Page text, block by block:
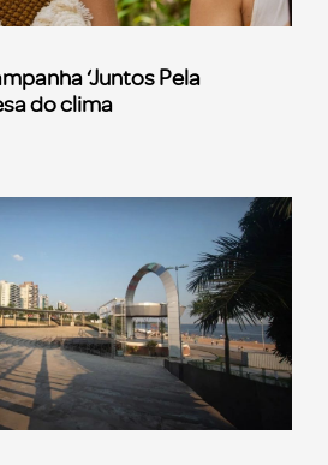
‘Juntos Pela
do clima